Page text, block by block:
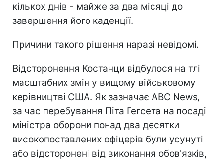
кількох днів - майже за два місяці до
завершення його каденції.
Причини такого рішення наразі невідомі.
Відсторонення Костанци відбулося на тлі
масштабних змін у вищому військовому
керівництві США. Як зазначає ABC News,
за час перебування Піта Гегсета на посаді
міністра оборони понад два десятки
високопоставлених офіцерів були усунуті
або відсторонені від виконання обов'язків,